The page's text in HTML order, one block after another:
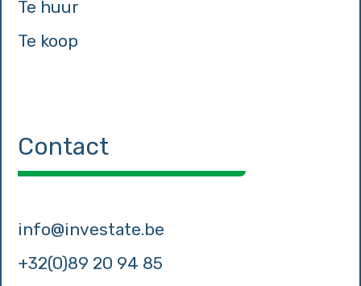
Te huur
Te koop
Contact
info@investate.be
+32(0)89 20 94 85